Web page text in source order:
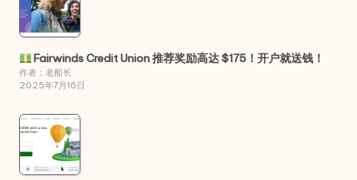
Fairwinds Credit Union 推荐奖励高达 $175！开户就送钱！
作者：老船长
2025年7月16日